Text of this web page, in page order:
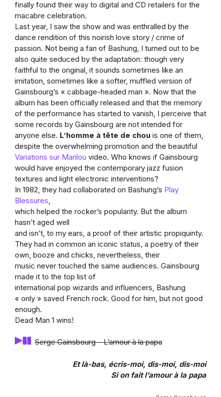
finally found their way to digital and CD retailers for the
macabre celebration.
Last year, I saw the show and was enthralled by the
dance rendition of this noirish love story / crime of
passion. Not being a fan of Bashung, I turned out to be
also quite seduced by the adaptation: though very
faithful to the original, it sounds sometimes like an
imitation, sometimes like a softer, muffled version of
Gainsbourg’s « cabbage-headed man ». Now that the
album has been officially released and that the memory
of the performance has started to vanish, I perceive that
some records by Gainsbourg are not intended for
anyone else. L’homme à tête de chou is one of them,
despite the overwhelming promotion and the beautiful
Variations sur Marilou video. Who knows if Gainsbourg
would have enjoyed the contemporary jazz fusion
textures and light electronic interventions?
In 1982, they had collaborated on Bashung’s Play
Blessures,
which helped the rocker’s popularity. But the album
hasn’t aged well
and isn’t, to my ears, a proof of their artistic propiquinty.
They had in common an iconic status, a poetry of their
own, booze and chicks, nevertheless, their
music never touched the same audiences. Gainsbourg
made it to the top list of
international pop wizards and influencers, Bashung
« only » saved French rock. Good for him, but not good
enough.
Dead Man 1 wins!
Serge Gainsbourg – L’amour à la papa
Et là-bas, écris-moi, dis-moi, dis-moi
Si on fait l’amour à la papa